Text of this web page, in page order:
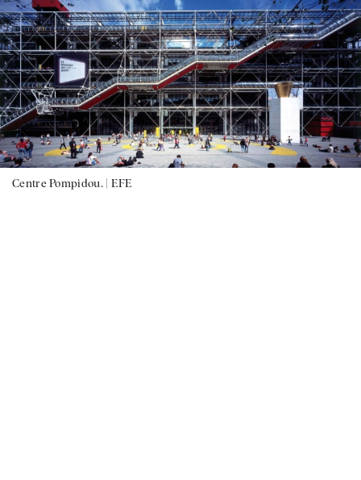
Centre Pompidou. | EFE